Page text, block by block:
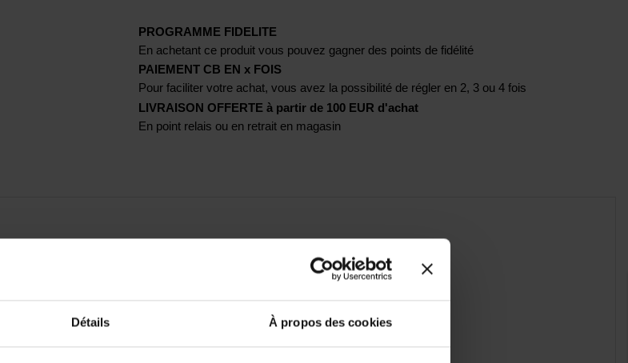
Détails À propos des cookies
PROGRAMME FIDELITE
En achetant ce produit vous pouvez gagner des points de fidélité
PAIEMENT CB EN x FOIS
Pour faciliter votre achat, vous avez la possibilité de régler en 2, 3 ou 4 fois
LIVRAISON OFFERTE à partir de 100 EUR d'achat
En point relais ou en retrait en magasin